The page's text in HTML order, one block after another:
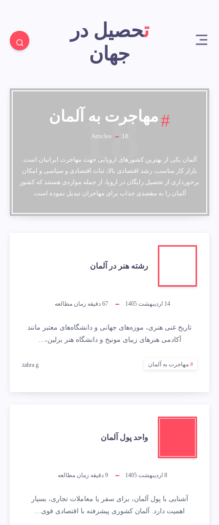
تحصیل در
جهان
مهاجرت به آلمان
18
Articles
18
آلمان یکی از بهترین کشورهای اروپایی جهت مهاجرت ایرانیان است.
بازار کار مناسب، رشد اقتصادی بالا، ثبات اقتصادی و سیاسی و امکان
برخورداری از تحصیل رایگان در اروپا، از جمله مواردی هستند که کشور
آلمان را به مقصدی جذاب برای مهاجران تبدیل نموده است.
رشته هنر در آلمان
14 اردیبهشت 1405 67 دقیقه زمان مطالعه
تاریخ غنی هنری، موزه‌های جهانی و دانشگاه‌های معتبر مانند
آکادمی هنرهای زیبای مونیخ و دانشگاه هنر برلین،…
مهاجرت به آلمان zahra g
واحد پول آلمان
8 اردیبهشت 1405 9 دقیقه زمان مطالعه
آشنایی با پول آلمان، برای سفر یا معاملات تجاری، بسیار
اهمیت دارد. آلمان کشوری پیشرفته با اقتصادی قوی…